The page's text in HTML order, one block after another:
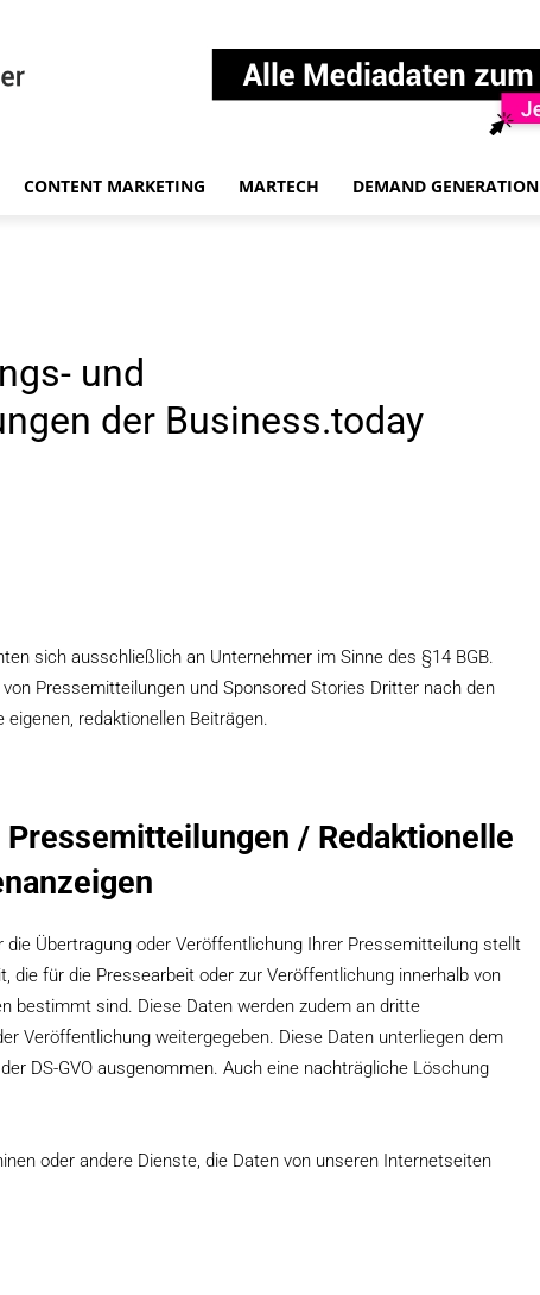
CONTENT MARKETING MARTECH DEMAND GENERATION
und
der Business.today
sich ausschließlich an Unternehmer im Sinne des §14 BGB.
Pressemitteilungen und Sponsored Stories Dritter nach den
eigenen, redaktionellen Beiträgen.
/ Redaktionelle
Übertragung oder Veröffentlichung Ihrer Pressemitteilung stellt
die für die Pressearbeit oder zur Veröffentlichung innerhalb von
bestimmt sind. Diese Daten werden zudem an dritte
Veröffentlichung weitergegeben. Diese Daten unterliegen dem
DS-GVO ausgenommen. Auch eine nachträgliche Löschung
oder andere Dienste, die Daten von unseren Internetseiten